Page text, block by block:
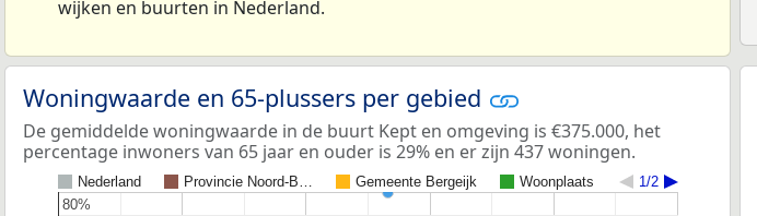
wijken en buurten in Nederland.
Woningwaarde en 65-plussers per gebied
De gemiddelde woningwaarde in de buurt Kept en omgeving is €375.000, het
percentage inwoners van 65 jaar en ouder is 29% en er zijn 437 woningen.
Nederland Provincie Noord-B… Gemeente Bergeijk Woonplaats 1/2
80%
80%